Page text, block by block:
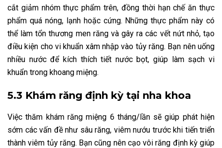
cắt giảm nhóm thực phẩm trên, đồng thời hạn chế ăn thực
phẩm quá nóng, lạnh hoặc cứng. Những thực phẩm này có
thể làm tổn thương men răng và gây ra các vết nứt nhỏ, tạo
điều kiện cho vi khuẩn xâm nhập vào tủy răng. Bạn nên uống
nhiều nước để kích thích tiết nước bọt, giúp làm sạch vi
khuẩn trong khoang miệng.
5.3 Khám răng định kỳ tại nha khoa
Việc thăm khám răng miệng 6 tháng/lần sẽ giúp phát hiện
sớm các vấn đề như sâu răng, viêm nướu trước khi tiến triển
thành viêm tủy răng. Bạn cũng nên cạo vôi răng định kỳ giúp